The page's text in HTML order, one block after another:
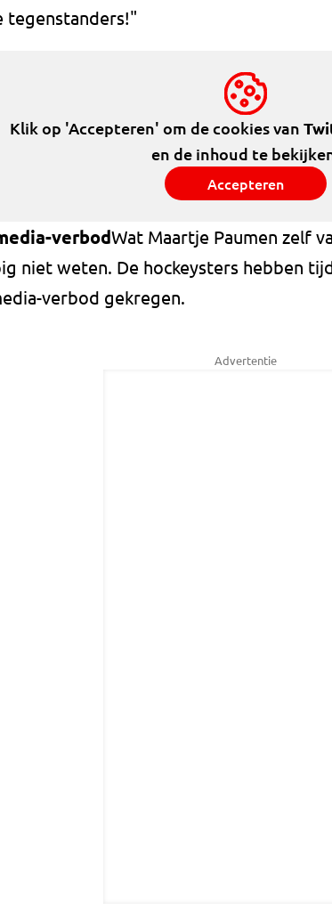
tegenstanders!"
Klik op 'Accepteren' om de cookies van
en de inhoud te
Accepteren
verbodWat Maartje Paumen zelf
niet weten. De hockeysters hebben
verbod gekregen.
Advertentie